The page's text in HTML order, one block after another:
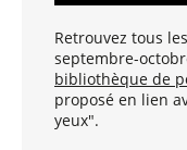
c
t
e
u
r
A
u
Retrouvez tous
septembre-
bibliothèque de
proposé en lien
yeux".